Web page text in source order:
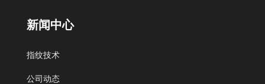
北京艾迪沃德科技发展有限公司
新闻中心
指纹技术
公司动态